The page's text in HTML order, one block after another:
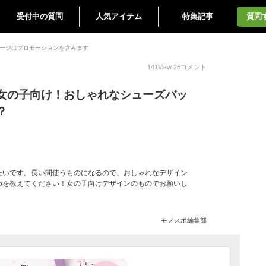
受付中の質問 人気アイテム 特集記事 質問
ジはプロモーションを含みます
141View 25コメント
の子向け！おしゃれなシューズバッ
です。長い間使うものになるので、おしゃれなデザイン
教えてください！女の子向けデザインのものでお願いし
モノスポ編集部